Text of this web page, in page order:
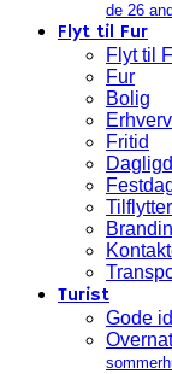
de 26
Flyt til Fur
Flyt til
Fur
Bolig
Erhverv
Fritid
Turist
Gode